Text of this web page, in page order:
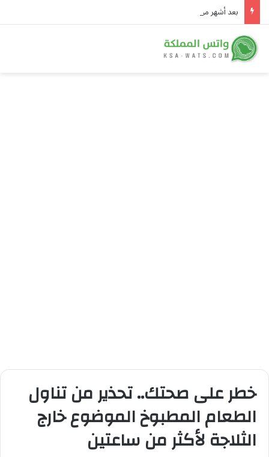
خطر على صحتك.. تحذير من تناول
الطعام المطبوخ الموضوع خارج
الثلاجة لأكثر من ساعتين